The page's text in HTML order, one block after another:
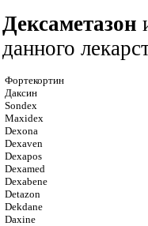
Дексаметазон
данного
Фортекортин
Даксин
Sondex
Maxidex
Dexona
Dexaven
Dexapos
Dexamed
Dexabene
Detazon
Dekdane
Daxine